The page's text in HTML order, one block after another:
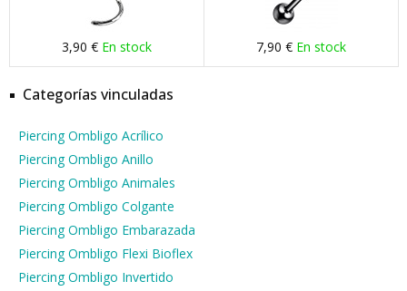
3,90 € En stock 7,90 € En stock
Categorías vinculadas
Piercing Ombligo Acrílico
Piercing Ombligo Anillo
Piercing Ombligo Animales
Piercing Ombligo Colgante
Piercing Ombligo Embarazada
Piercing Ombligo Flexi Bioflex
Piercing Ombligo Invertido